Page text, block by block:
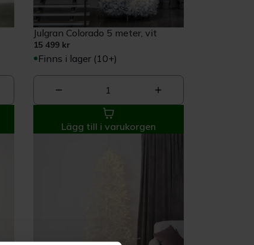
Julgran Colorado 5 meter, vit
15 499 kr
Finns i lager (10+)
1
Lägg till i varukorgen